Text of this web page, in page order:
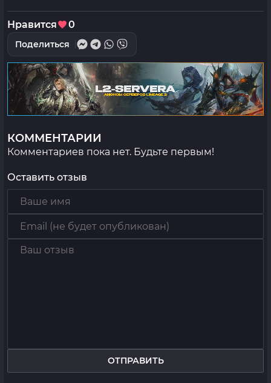
Нравится 0
Поделиться
КОММЕНТАРИИ
Комментариев пока нет. Будьте первым!
Оставить отзыв
ОТПРАВИТЬ